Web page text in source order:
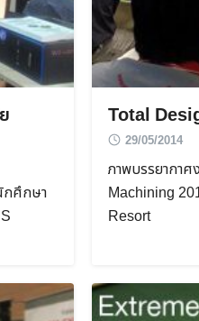
กศึกษา
Total
29/05/2014
ภาพบรรยากา
Machining
Resort